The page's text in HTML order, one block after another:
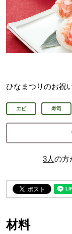
ひなまつりのお祝
エビ 寿司
3人の方
材料